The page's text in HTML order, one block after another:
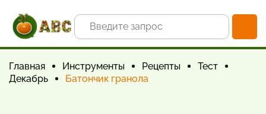
Главная Инструменты Рецепты
Тест
Декабрь
Батончик гранола